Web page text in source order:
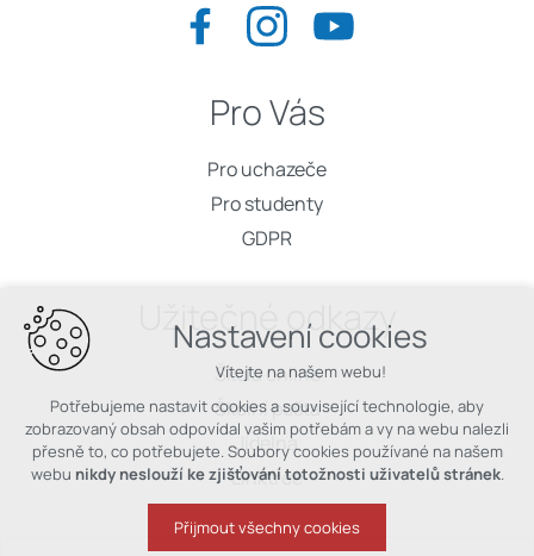
Pro Vás
Pro uchazeče
Pro studenty
GDPR
Užitečné odkazy
Škola online
Školní pošta
Jídelna
Linktree
Nastavení cookies
Vítejte na našem webu!
Potřebujeme nastavit cookies a související technologie, aby
zobrazovaný obsah odpovídal vašim potřebám a vy na webu nalezli
přesně to, co potřebujete. Soubory cookies používané na našem
webu nikdy neslouží ke zjišťování totožnosti uživatelů stránek.
Přijmout všechny cookies